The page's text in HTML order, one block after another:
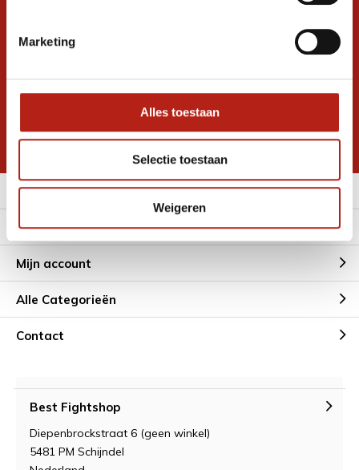
Marketing
Alles toestaan
Selectie toestaan
Weigeren
promoties
* Lees hier de wettelijke beperkingen
Meer informatie
Klantenservice
Mijn account
Alle Categorieën
Contact
Best Fightshop
Diepenbrockstraat 6 (geen winkel)
5481 PM Schijndel